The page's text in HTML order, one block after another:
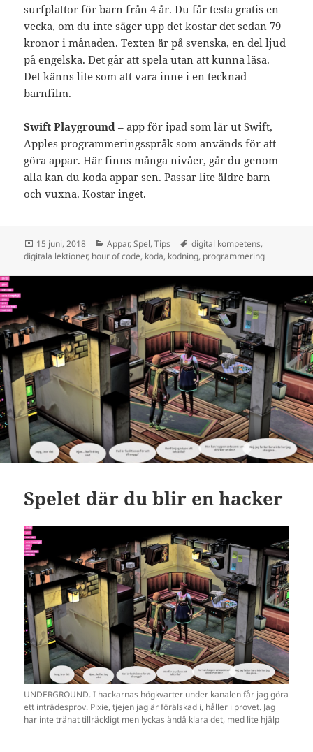
surfplattor för barn från 4 år. Du får testa gratis en
vecka, om du inte säger upp det kostar det sedan 79
kronor i månaden. Texten är på svenska, en del ljud
på engelska. Det går att spela utan att kunna läsa.
Det känns lite som att vara inne i en tecknad
barnfilm.
Swift Playground– app för ipad som lär ut Swift,
Apples programmeringsspråk som används för att
göra appar. Här finns många nivåer, går du genom
alla kan du koda appar sen. Passar lite äldre barn
och vuxna. Kostar inget.
Postat
15 juni, 2018 Kategorier
Appar,Spel,Tips Taggar
digital kompetens,
digitala lektioner, hour of code, koda, kodning, programmering
Spelet där du blir en hacker
UNDERGROUND. I hackarnas högkvarter under kanalen får jag göra
ett inträdesprov. Pixie, tjejen jag är förälskad i, håller i provet. Jag
har inte tränat tillräckligt men lyckas ändå klara det, med lite hjälp